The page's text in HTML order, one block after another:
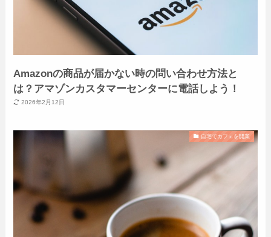
Amazonの商品が届かない時の問い合わせ方法と
は？アマゾンカスタマーセンターに電話しよう！
2026年2月12日
自宅でカフェを開業